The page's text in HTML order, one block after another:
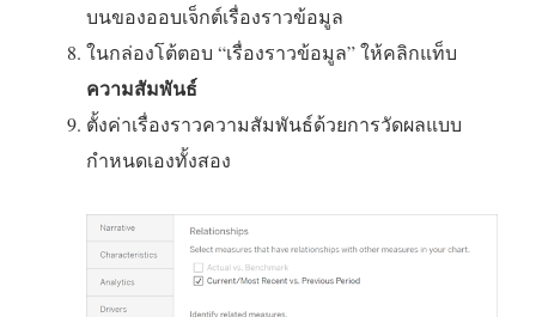
บนของออบเจ็กต์เรื่องราวข้อมูล
ในกล่องโต้ตอบ “เรื่องราวข้อมูล” ให้คลิกแท็บ
ความสัมพันธ์
ตั้งค่าเรื่องราวความสัมพันธ์ด้วยการวัดผลแบบ
กำหนดเองทั้งสอง